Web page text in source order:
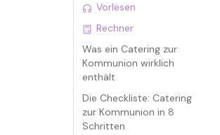
Vorlesen
Rechner
Was ein Catering zur
Kommunion wirklich
enthält
Die Checkliste: Catering
zur Kommunion in 8
Schritten